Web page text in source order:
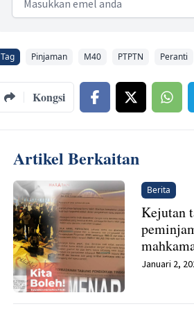
Tag Pinjaman M40 PTPTN Peranti
Kongsi
Artikel Berkaitan
Berita
Kejutan
Januari 2,